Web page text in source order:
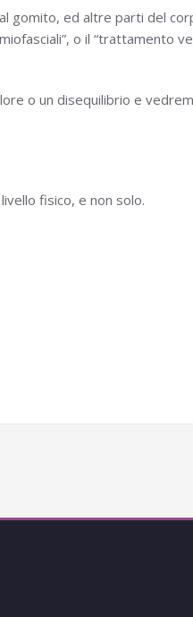
gomito, ed altre parti del
o il “trattamento
o un disequilibrio e
fisico, e non solo.